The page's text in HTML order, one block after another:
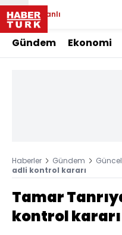
Canlı
Gündem Ekonomi
Haberler Gündem Güncel
adli kontrol kararı
Tamar
kontrol kararı